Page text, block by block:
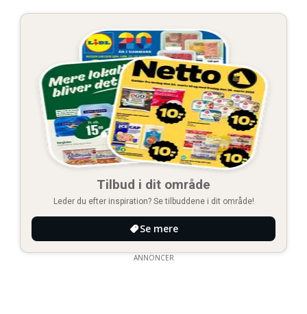
Tilbud i dit område
Leder du efter inspiration? Se tilbuddene i dit område!
Se mere
ANNONCER